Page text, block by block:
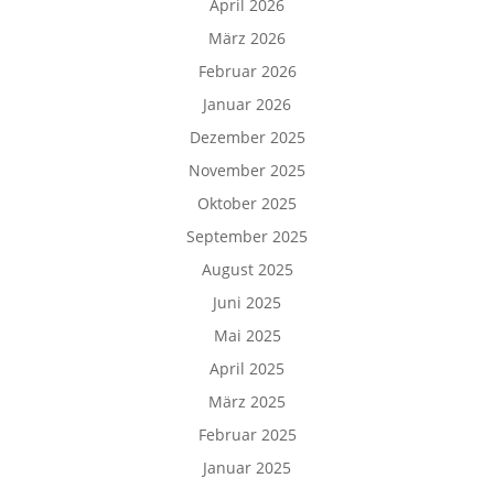
April 2026
März 2026
Februar 2026
Januar 2026
Dezember 2025
November 2025
Oktober 2025
September 2025
August 2025
Juni 2025
Mai 2025
April 2025
März 2025
Februar 2025
Januar 2025